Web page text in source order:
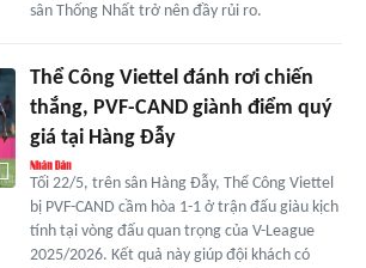
sân Thống Nhất trở nên đầy rủi ro.
Thể Công Viettel đánh rơi chiến
thắng, PVF-CAND giành điểm quý
giá tại Hàng Đẫy
Tối 22/5, trên sân Hàng Đẫy, Thể Công Viettel
bị PVF-CAND cầm hòa 1-1 ở trận đấu giàu kịch
tính tại vòng đấu quan trọng của V-League
2025/2026. Kết quả này giúp đội khách có